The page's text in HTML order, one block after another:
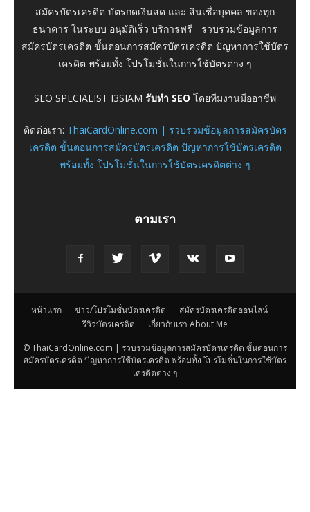
สมัครบัตรเครดิต บัตรกดเงินสด และ สินเชื่อบุคคล ของทุก
ธนาคาร ในระบบ อนุมัติเร็ว บริการฟรี - รวบรวมข้อมูลการ
สมัครบัตรเครดิต ขั้นตอนการสมัครบัตรเครดิต ปัญหาการใช้บัตร
เครดิต พร้อมทั้ง โปรโมชั่นในการใช้บัตรต่าง ๆ
SEO SPECIALIST I3SIAM รับทำ SEO โดยทีมงานมืออาชีพ
ติดต่อเรา: ThaiCardOnline.com | รวบรวมข้อมูลการสมัครบัตร
เครดิต ขั้นตอนการสมัครบัตรเครดิต ปัญหาการใช้บัตรเครดิต
พร้อมทั้ง โปรโมชั่นในการใช้บัตรเครดิตต่าง ๆ
ตามเรา
หน้าแรก ข่าว/โปรโมชั่นบัตรเครดิต
สมัครบัตรเครดิตออนไลน์
รีวิวบัตรเครดิต
เกี่ยวกับเรา About Me
© ThaiCardOnline.com | รวบรวมข้อมูลการสมัครบัตรเครดิต ขั้นตอนการ
สมัครบัตรเครดิต ปัญหาการใช้บัตรเครดิต พร้อมทั้ง โปรโมชั่นในการใช้บัตร
เครดิตต่าง ๆ